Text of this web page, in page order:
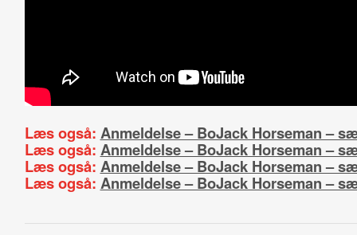
Læs også: Anmeldelse – BoJack Horseman –
Læs også: Anmeldelse – BoJack Horseman –
Læs også: Anmeldelse – BoJack Horseman –
Læs også: Anmeldelse – BoJack Horseman –